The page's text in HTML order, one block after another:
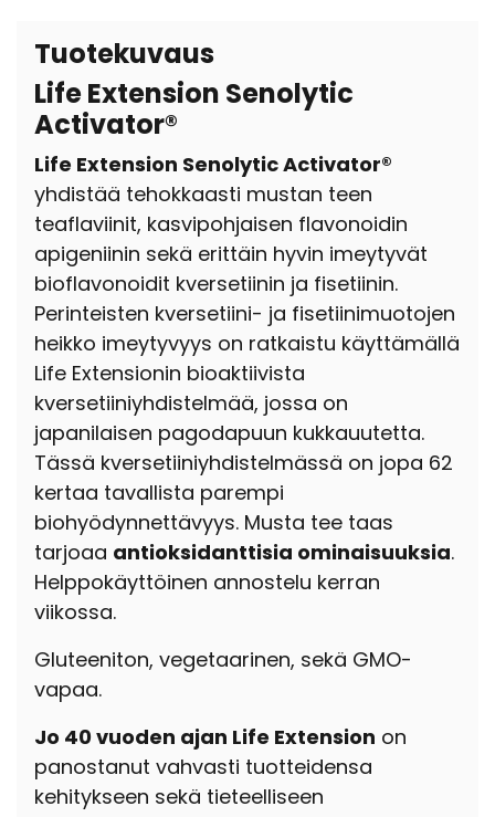
Tuotekuvaus
Life Extension Senolytic
Activator®
Life Extension Senolytic Activator®
yhdistää tehokkaasti mustan teen
teaflaviinit, kasvipohjaisen flavonoidin
apigeniinin sekä erittäin hyvin imeytyvät
bioflavonoidit kversetiinin ja fisetiinin.
Perinteisten kversetiini- ja fisetiinimuotojen
heikko imeytyvyys on ratkaistu käyttämällä
Life Extensionin bioaktiivista
kversetiiniyhdistelmää, jossa on
japanilaisen pagodapuun kukkauutetta.
Tässä kversetiiniyhdistelmässä on jopa 62
kertaa tavallista parempi
biohyödynnettävyys. Musta tee taas
tarjoaa antioksidanttisia ominaisuuksia.
Helppokäyttöinen annostelu kerran
viikossa.
Gluteeniton, vegetaarinen, sekä GMO-
vapaa.
Jo 40 vuoden ajan Life Extension on
panostanut vahvasti tuotteidensa
kehitykseen sekä tieteelliseen